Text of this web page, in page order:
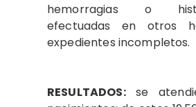
hemorragias o
efectuadas en otros
expedientes incompletos.
RESULTADOS:se